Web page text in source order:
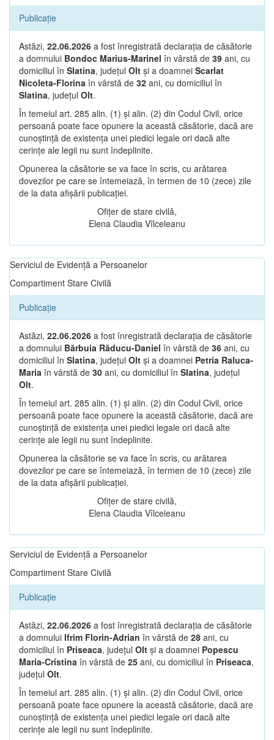
Publicație
Astăzi, 22.06.2026 a fost înregistrată declarația de căsătorie
a domnului Bondoc Marius-Marinel în vârstă de 39 ani, cu
domiciliul în Slatina, județul Olt și a doamnei Scarlat
Nicoleta-Florina în vârstă de 32 ani, cu domiciliul în
Slatina, județul Olt.
În temeiul art. 285 alin. (1) și alin. (2) din Codul Civil, orice
persoană poate face opunere la această căsătorie, dacă are
cunoștință de existența unei piedici legale ori dacă alte
cerințe ale legii nu sunt îndeplinite.
Opunerea la căsătorie se va face în scris, cu arătarea
dovezilor pe care se întemeiază, în termen de 10 (zece) zile
de la data afișării publicației.
Ofițer de stare civilă,
Elena Claudia Vîlceleanu
Serviciul de Evidență a Persoanelor
Compartiment Stare Civilă
Publicație
Astăzi, 22.06.2026 a fost înregistrată declarația de căsătorie
a domnului Bărbuia Răducu-Daniel în vârstă de 36 ani, cu
domiciliul în Slatina, județul Olt și a doamnei Petria Raluca-
Maria în vârstă de 30 ani, cu domiciliul în Slatina, județul
Olt.
În temeiul art. 285 alin. (1) și alin. (2) din Codul Civil, orice
persoană poate face opunere la această căsătorie, dacă are
cunoștință de existența unei piedici legale ori dacă alte
cerințe ale legii nu sunt îndeplinite.
Opunerea la căsătorie se va face în scris, cu arătarea
dovezilor pe care se întemeiază, în termen de 10 (zece) zile
de la data afișării publicației.
Ofițer de stare civilă,
Elena Claudia Vîlceleanu
Serviciul de Evidență a Persoanelor
Compartiment Stare Civilă
Publicație
Astăzi, 22.06.2026 a fost înregistrată declarația de căsătorie
a domnului Ifrim Florin-Adrian în vârstă de 28 ani, cu
domiciliul în Priseaca, județul Olt și a doamnei Popescu
Maria-Cristina în vârstă de 25 ani, cu domiciliul în Priseaca,
județul Olt.
În temeiul art. 285 alin. (1) și alin. (2) din Codul Civil, orice
persoană poate face opunere la această căsătorie, dacă are
cunoștință de existența unei piedici legale ori dacă alte
cerințe ale legii nu sunt îndeplinite.